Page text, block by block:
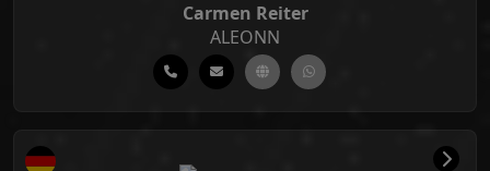
Carmen Reiter
ALEONN